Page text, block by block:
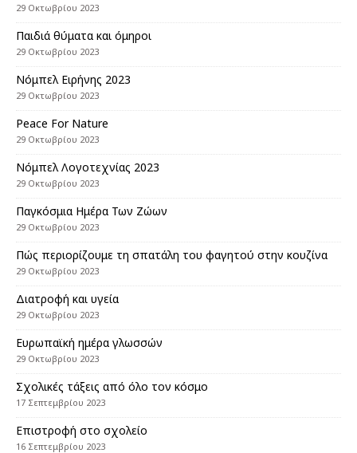
29 Οκτωβρίου 2023
Παιδιά θύματα και όμηροι
29 Οκτωβρίου 2023
Nόμπελ Ειρήνης 2023
29 Οκτωβρίου 2023
Peace For Nature
29 Οκτωβρίου 2023
Νόμπελ Λογοτεχνίας 2023
29 Οκτωβρίου 2023
Παγκόσμια Ημέρα Των Ζώων
29 Οκτωβρίου 2023
Πώς περιορίζουμε τη σπατάλη του φαγητού στην κουζίνα
29 Οκτωβρίου 2023
Διατροφή και υγεία
29 Οκτωβρίου 2023
Eυρωπαϊκή ημέρα γλωσσών
29 Οκτωβρίου 2023
Σχολικές τάξεις από όλο τον κόσμο
17 Σεπτεμβρίου 2023
Επιστροφή στο σχολείο
16 Σεπτεμβρίου 2023